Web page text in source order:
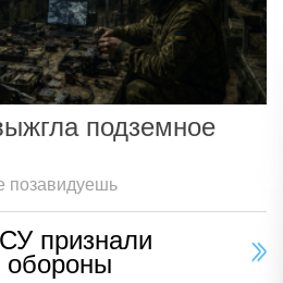
подземное
позавидуешь
признали
обороны